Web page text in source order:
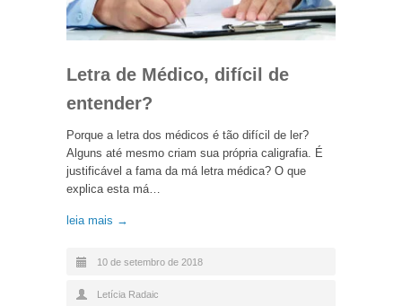
Letra de Médico, difícil de
entender?
Porque a letra dos médicos é tão difícil de ler?
Alguns até mesmo criam sua própria caligrafia. É
justificável a fama da má letra médica? O que
explica esta má…
leia mais →
10 de setembro de 2018
Letícia Radaic